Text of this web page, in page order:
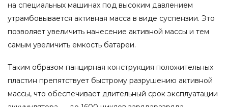
на специальных машинах под высоким давлением
утрамбовывается активная масса в виде суспензии. Это
позволяет увеличить нанесение активной массы и тем
самым увеличить емкость батареи.
Таким образом панцирная конструкция положительных
пластин препятствует быстрому разрушению активной
массы, что обеспечивает длительный срок эксплуатации